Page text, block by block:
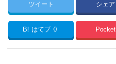
ツイート シェア
B! はてブ 0 Pocket